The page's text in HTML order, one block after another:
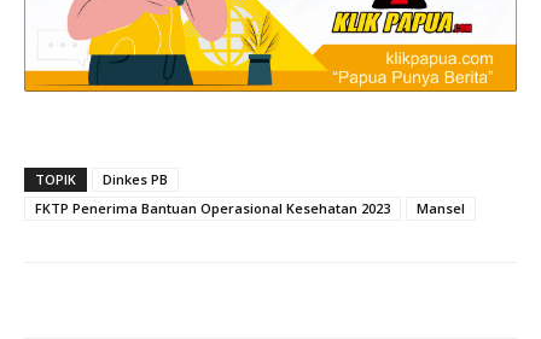
TOPIK
Dinkes PB
FKTP Penerima Bantuan Operasional Kesehatan 2023
Mansel